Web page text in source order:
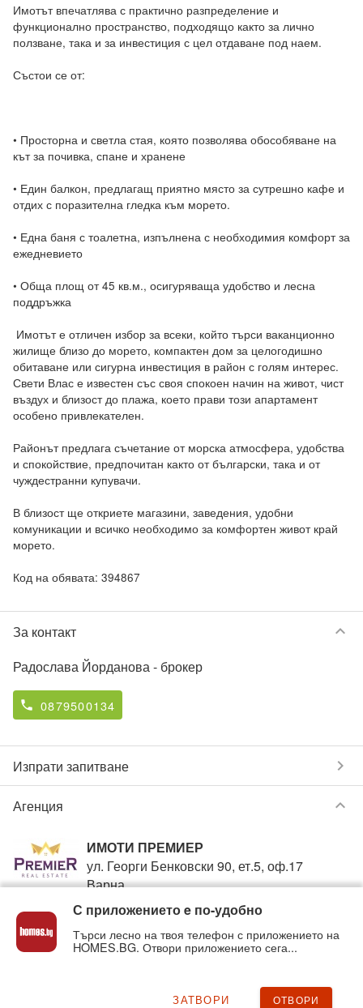
Имотът впечатлява с практично разпределение и
функционално пространство, подходящо както за лично
ползване, така и за инвестиция с цел отдаване под наем.
Състои се от:
• Просторна и светла стая, която позволява обособяване на
кът за почивка, спане и хранене
• Един балкон, предлагащ приятно място за сутрешно кафе и
отдих с поразителна гледка към морето.
• Една баня с тоалетна, изпълнена с необходимия комфорт за
ежедневието
• Обща площ от 45 кв.м., осигуряваща удобство и лесна
поддръжка
жилище близо до морето, компактен дом за целогодишно
обитаване или сигурна инвестиция в район с голям интерес.
Свети Влас е известен със своя спокоен начин на живот, чист
въздух и близост до плажа, което прави този апартамент
особено привлекателен.
Районът предлага съчетание от морска атмосфера, удобства
и спокойствие, предпочитан както от български, така и от
чуждестранни купувачи.
В близост ще откриете магазини, заведения, удобни
комуникации и всичко необходимо за комфортен живот край
морето.
Код на обявата: 394867
За контакт keyboard_arrow_down
Радослава Йорданова- брокер
phone 0879500134
Изпрати запитване chevron_right
Агенция keyboard_arrow_down
ИМОТИ ПРЕМИЕР
ул. Георги Бенковски 90, ет.5, оф.17
Варна
phone 0879590013
Вижте всички обяви отИМОТИ ПРЕМИЕРв homes.bg
С приложението e по-удобно
Търси лесно на твоя телефон с приложението на
HOMES.BG. Отвори приложението сега...
ЗАТВОРИ ОТВОРИ